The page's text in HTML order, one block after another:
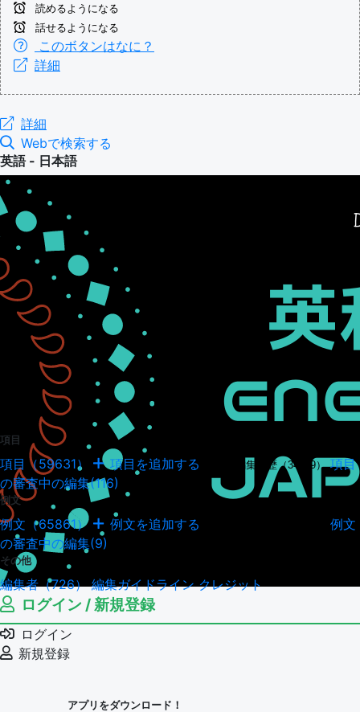
読めるようになる
話せるようになる
このボタンはなに？
詳細
詳細
Webで検索する
英語 - 日本語
項目
項目（59631） 項目を追加する 項目の編集履歴（34949） 項目
の審査中の編集(116)
例文
例文（65861） 例文を追加する
例文
の審査中の編集(9)
その他
編集者（726）編集ガイドラインクレジット
ログイン / 新規登録
ログイン
新規登録
アプリをダウンロード！